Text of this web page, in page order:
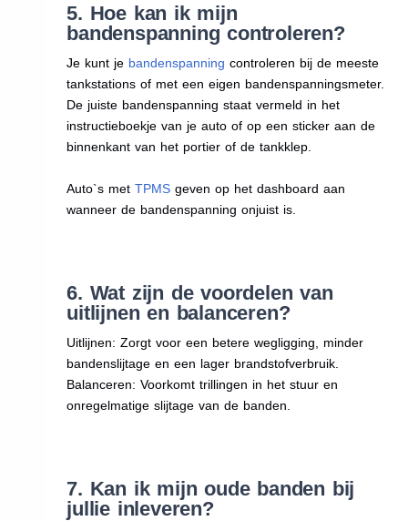
5. Hoe kan ik mijn
bandenspanning controleren?
Je kunt je bandenspanning controleren bij de meeste
tankstations of met een eigen bandenspanningsmeter.
De juiste bandenspanning staat vermeld in het
instructieboekje van je auto of op een sticker aan de
binnenkant van het portier of de tankklep.
Auto`s metTPMS geven op het dashboard aan
wanneer de bandenspanning onjuist is.
6. Wat zijn de voordelen van
uitlijnen en balanceren?
Uitlijnen: Zorgt voor een betere wegligging, minder
bandenslijtage en een lager brandstofverbruik.
Balanceren: Voorkomt trillingen in het stuur en
onregelmatige slijtage van de banden.
7. Kan ik mijn oude banden bij
jullie inleveren?